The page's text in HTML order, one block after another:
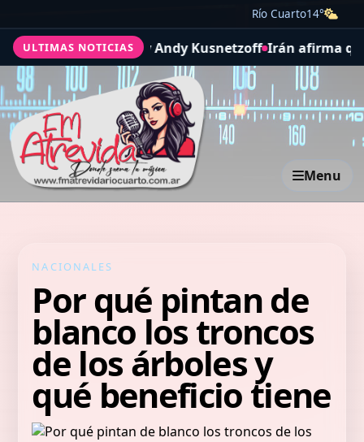
Río Cuarto14°
ULTIMAS NOTICIAS
Legrand y Andy Kusnetzoff Irán afirma que el
Menu
NACIONALES
Por qué pintan de
blanco los troncos
de los árboles y
qué beneficio tiene